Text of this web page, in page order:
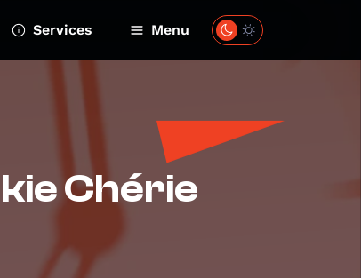
Services Menu
Chérie